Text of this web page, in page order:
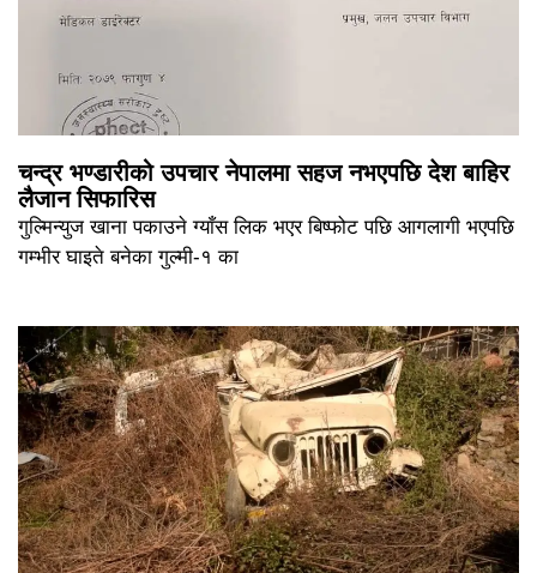
चन्द्र भण्डारीको उपचार नेपालमा सहज नभएपछि देश बाहिर
लैजान सिफारिस
गुल्मिन्युज खाना पकाउने ग्याँस लिक भएर बिष्फोट पछि आगलागी भएपछि
गम्भीर घाइते बनेका गुल्मी-१ का